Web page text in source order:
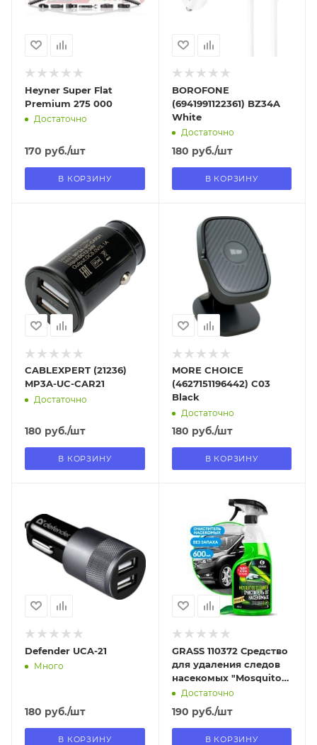
Нет
Heyner Super Flat
Premium 275 000
Достаточно
170 руб./шт
В КОРЗИНУ
Нет
BOROFONE
(6941991122361) BZ34A
White
Достаточно
180 руб./шт
В КОРЗИНУ
В наличии в пункте
самовывоза
Нет
CABLEXPERT (21236)
MP3A-UC-CAR21
Достаточно
180 руб./шт
В КОРЗИНУ
Отправим
13.08.2026
В наличии в пункте
самовывоза
MORE CHOICE
(4627151196442) C03
Black
Достаточно
180 руб./шт
В КОРЗИНУ
11.08.2026
В наличии в пункте
самовывоза
Defender UCA-21
Много
180 руб./шт
В КОРЗИНУ
В наличии в пункте
самовывоза
GRASS 110372 Средство
для удаления следов
насекомых "Mosquitos
Cleaner" (флакон 600
Достаточно
190 руб./шт
В КОРЗИНУ